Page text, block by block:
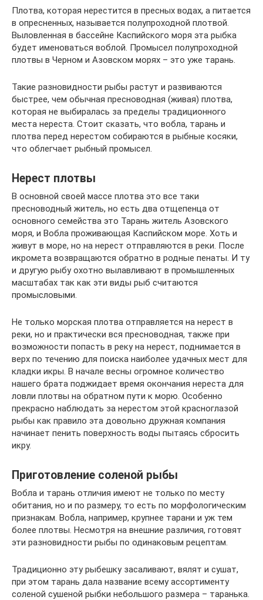
Плотва, которая нерестится в пресных водах, а питается
в опресненных, называется полупроходной плотвой.
Выловленная в бассейне Каспийского моря эта рыбка
будет именоваться воблой. Промысел полупроходной
плотвы в Черном и Азовском морях – это уже тарань.
Такие разновидности рыбы растут и развиваются
быстрее, чем обычная пресноводная (живая) плотва,
которая не выбиралась за пределы традиционного
места нереста. Стоит сказать, что вобла, тарань и
плотва перед нерестом собираются в рыбные косяки,
что облегчает рыбный промысел.
Нерест плотвы
В основной своей массе плотва это все таки
пресноводный житель, но есть два отщепенца от
основного семейства это Тарань житель Азовского
моря, и Вобла проживающая Каспийском море. Хоть и
живут в море, но на нерест отправляются в реки. После
икромета возвращаются обратно в родные пенаты. И ту
и другую рыбу охотно вылавливают в промышленных
масштабах так как эти виды рыб считаются
промысловыми.
Не только морская плотва отправляется на нерест в
реки, но и практически вся пресноводная, также при
возможности попасть в реку на нерест, поднимается в
верх по течению для поиска наиболее удачных мест для
кладки икры. В начале весны огромное количество
нашего брата поджидает время окончания нереста для
ловли плотвы на обратном пути к морю. Особенно
прекрасно наблюдать за нерестом этой красноглазой
рыбы как правило эта довольно дружная компания
начинает пенить поверхность воды пытаясь сбросить
икру.
Приготовление соленой рыбы
Вобла и тарань отличия имеют не только по месту
обитания, но и по размеру, то есть по морфологическим
признакам. Вобла, например, крупнее тарани и уж тем
более плотвы. Несмотря на внешние различия, готовят
эти разновидности рыбы по одинаковым рецептам.
Традиционно эту рыбешку засаливают, вялят и сушат,
при этом тарань дала название всему ассортименту
соленой сушеной рыбки небольшого размера – таранька.